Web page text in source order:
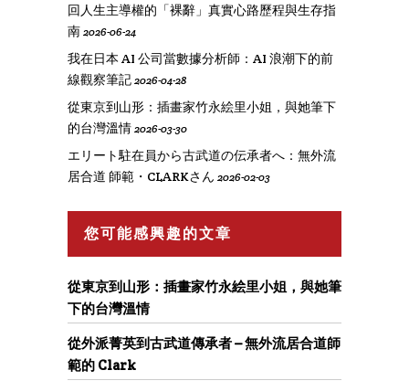
回人生主導權的「裸辭」真實心路歷程與生存指
南 2026-06-24
我在日本 AI 公司當數據分析師：AI 浪潮下的前
線觀察筆記 2026-04-28
從東京到山形：插畫家竹永絵里小姐，與她筆下
的台灣溫情 2026-03-30
エリート駐在員から古武道の伝承者へ：無外流
居合道 師範・CLARKさん 2026-02-03
您可能感興趣的文章
從東京到山形：插畫家竹永絵里小姐，與她筆
下的台灣溫情
從外派菁英到古武道傳承者 – 無外流居合道師
範的 Clark